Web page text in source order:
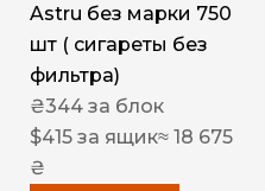
Astru без марки 750
шт ( сигареты без
фильтра)
₴344 за блок
$415 за ящик≈ 18 675
₴